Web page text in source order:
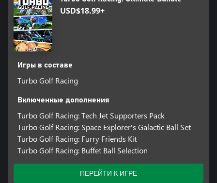
USD$18.99+
Игры в составе
Turbo Golf Racing
Включенные дополнения
Turbo Golf Racing: Tech Jet Supporters Pack
Turbo Golf Racing: Space Explorer's Galactic Ball Set
Turbo Golf Racing: Furry Friends Kit
Turbo Golf Racing: Buffet Ball Selection
ПЕРЕЙТИ К ИГРЕ